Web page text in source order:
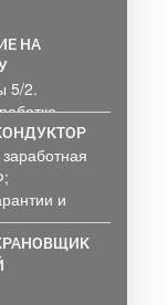
НА
5/2.
и